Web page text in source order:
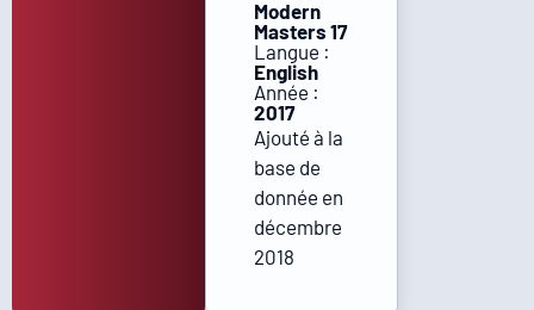
Modern
Masters 17
Langue :
English
Année :
2017
Ajouté à la
base de
donnée en
décembre
2018